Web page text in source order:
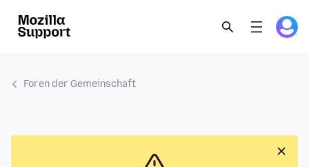
Foren der Gemeinschaft